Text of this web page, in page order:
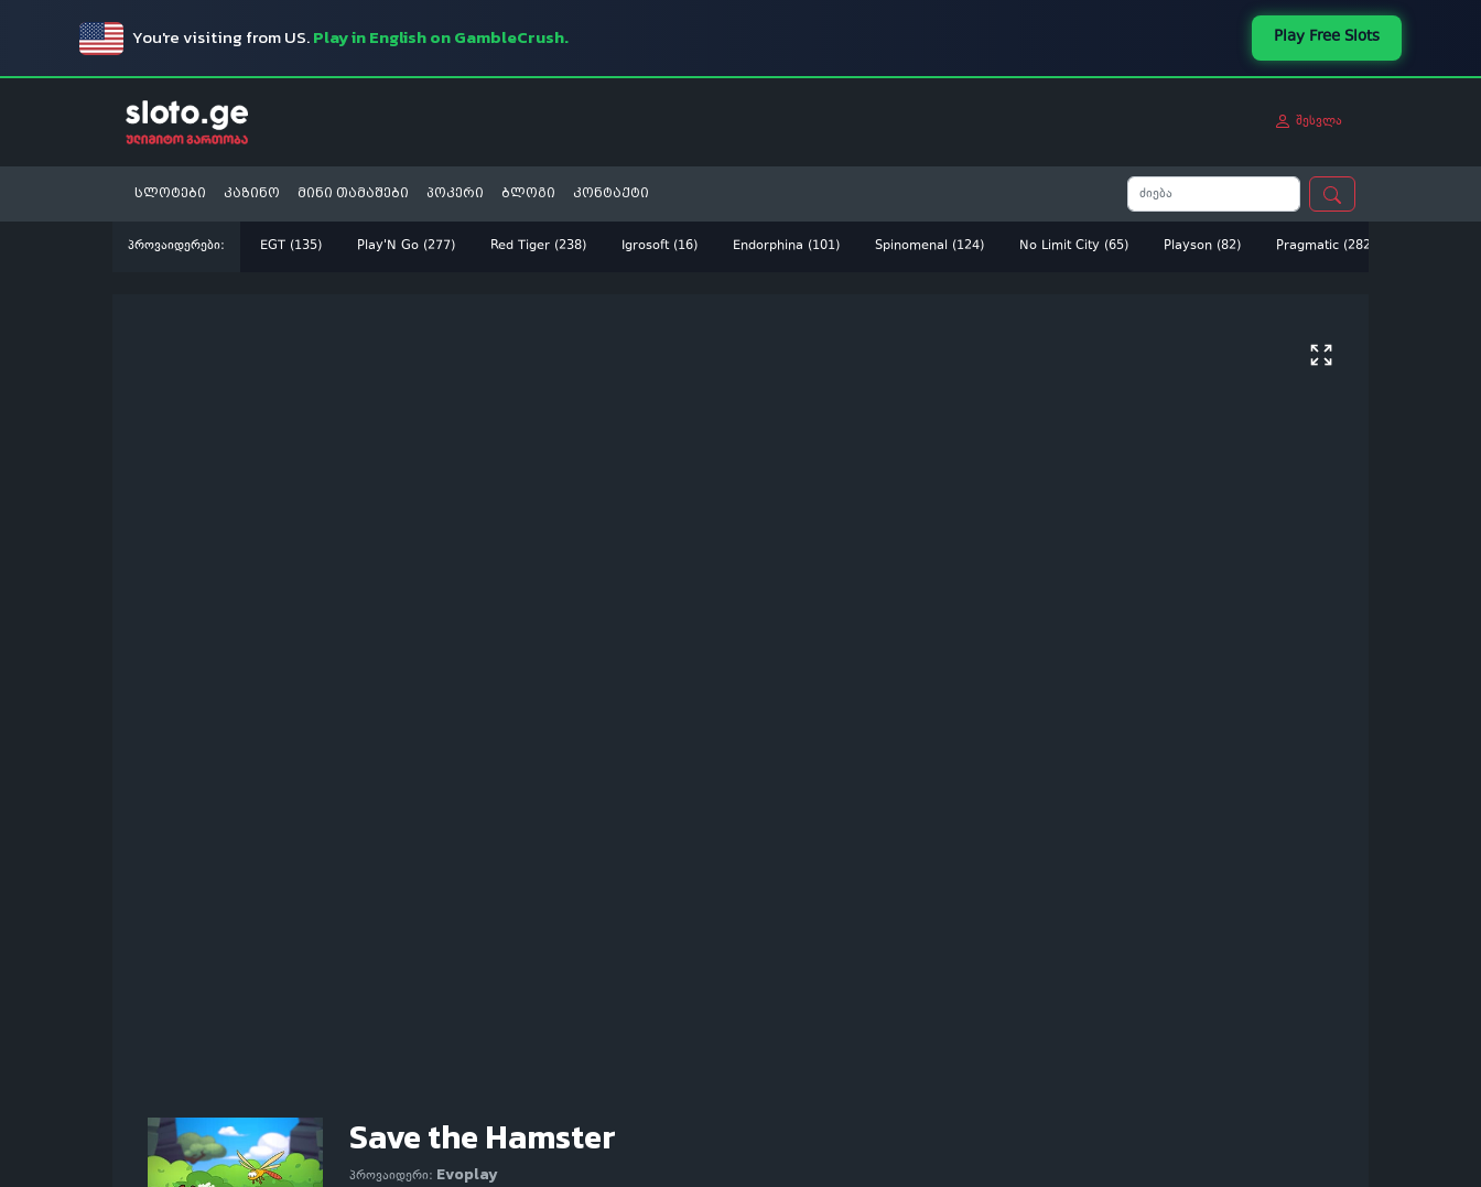
You're visiting from US.Play in English on GambleCrush. Play Free Slots
შესვლა
სლოტები კაზინო მინი თამაშები პოკერი ბლოგი კონტაქტი
პროვაიდერები: EGT (135) Play'N Go (277) Red Tiger (238) Igrosoft (16) Endorphina (101) Spinomenal (124) No Limit City (65) Playson (82) Pragmatic (282)
Save the Hamster
პროვაიდერი: Evoplay